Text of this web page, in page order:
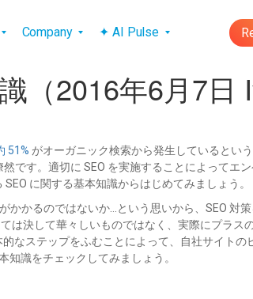
Company ✦ AI Pulse
（2016年6月7日
51% がオーガニック検索から発生しているとい
す。適切に SEO を実施することによってエ
に関する基本知識からはじめてみましょう。
かるのではないか…という思いから、SEO 対
は決して華々しいものではなく、実際にプラス
なステップをふむことによって、自社サイトの
識をチェックしてみましょう。